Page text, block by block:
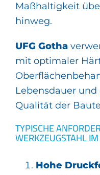
Maßhaltigkeit
hinweg.
UFG Gotha
mit optimaler
Lebensdauer
Qualität der
TYPISCHE
WERKZEUGSTAHL
Hohe